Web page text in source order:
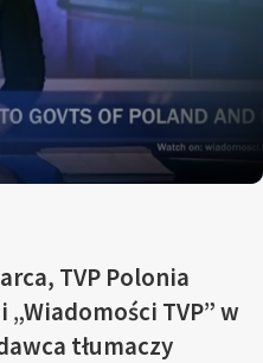
TVP Polonia
TVP” w
tłumaczy